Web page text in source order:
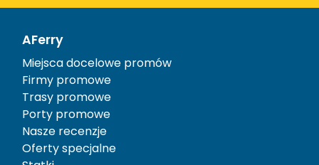
AFerry
Miejsca docelowe promów
Firmy promowe
Trasy promowe
Porty promowe
Nasze recenzje
Oferty specjalne